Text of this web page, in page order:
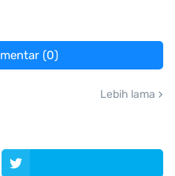
(0)
Lebih lama